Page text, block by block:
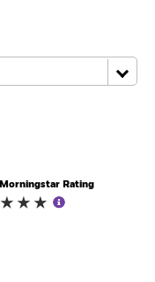
Morningstar Rating